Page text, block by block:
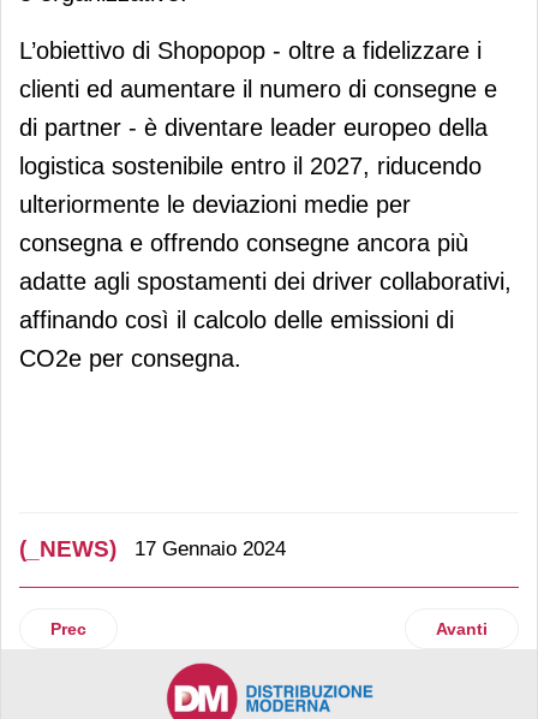
L’obiettivo di Shopopop - oltre a fidelizzare i
clienti ed aumentare il numero di consegne e
di partner - è diventare leader europeo della
logistica sostenibile entro il 2027, riducendo
ulteriormente le deviazioni medie per
consegna e offrendo consegne ancora più
adatte agli spostamenti dei driver collaborativi,
affinando così il calcolo delle emissioni di
CO2e per consegna.
(_NEWS) 17 Gennaio 2024
Articolo precedente: Al via la Bauli Patisserie Academy
Prec Articolo
Avanti